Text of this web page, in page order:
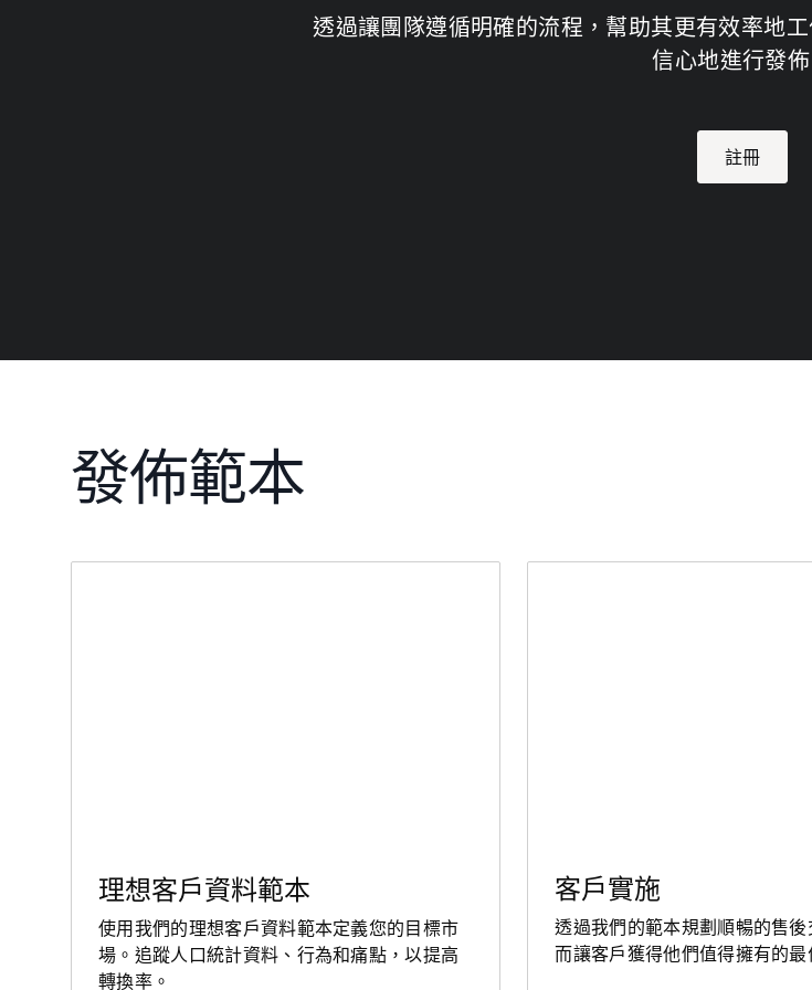
透過讓團隊遵循明確的流程，幫助其更有效率地
信心地進行發佈
註冊
發佈範本
理想客戶資料範本
使用我們的理想客戶資料範本定義您的目標市
場。追蹤人口統計資料、行為和痛點，以提高
轉換率。
客戶實施
透過我們的範本規劃順暢的售
而讓客戶獲得他們值得擁有的最